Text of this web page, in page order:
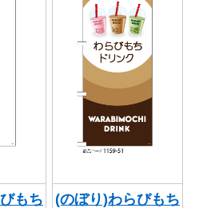
もち
(のぼり)わらびもち